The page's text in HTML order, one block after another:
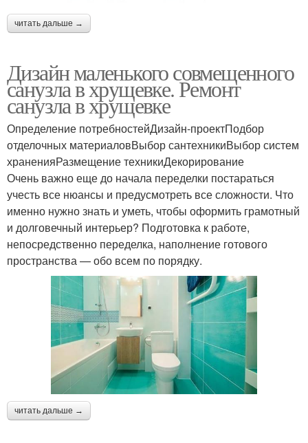
читать дальше →
Дизайн маленького совмещенного
санузла в хрущевке. Ремонт
санузла в хрущевке
Определение потребностейДизайн-проектПодбор
отделочных материаловВыбор сантехникиВыбор систем
храненияРазмещение техникиДекорирование
Очень важно еще до начала переделки постараться
учесть все нюансы и предусмотреть все сложности. Что
именно нужно знать и уметь, чтобы оформить грамотный
и долговечный интерьер? Подготовка к работе,
непосредственно переделка, наполнение готового
пространства — обо всем по порядку.
читать дальше →